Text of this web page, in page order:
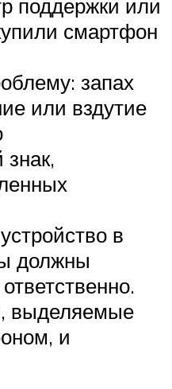
поддержки или
смартфон
запах
или вздутие
в
должны
выделяемые
и